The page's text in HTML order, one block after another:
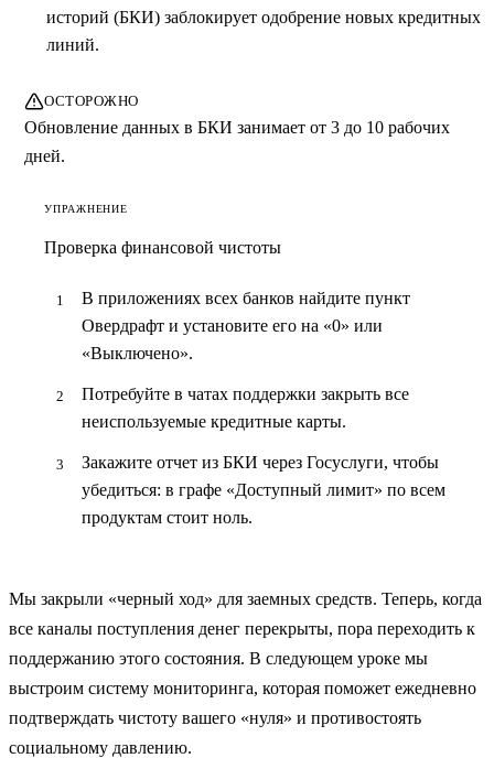
историй (БКИ) заблокирует одобрение новых кредитных
линий.
ОСТОРОЖНО
Обновление данных в БКИ занимает от 3 до 10 рабочих
дней.
УПРАЖНЕНИЕ
Проверка финансовой чистоты
В приложениях всех банков найдите пункт
Овердрафт и установите его на «0» или
«Выключено».
Потребуйте в чатах поддержки закрыть все
неиспользуемые кредитные карты.
Закажите отчет из БКИ через Госуслуги, чтобы
убедиться: в графе «Доступный лимит» по всем
продуктам стоит ноль.
Мы закрыли «черный ход» для заемных средств. Теперь, когда
все каналы поступления денег перекрыты, пора переходить к
поддержанию этого состояния. В следующем уроке мы
выстроим систему мониторинга, которая поможет ежедневно
подтверждать чистоту вашего «нуля» и противостоять
социальному давлению.